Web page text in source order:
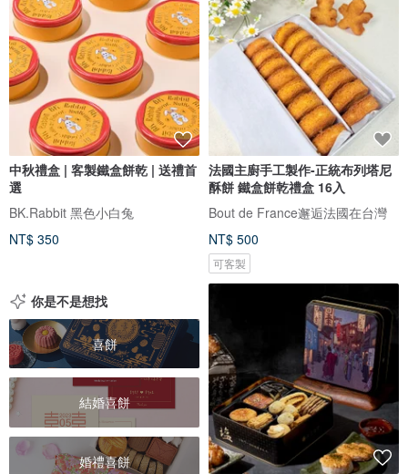
中秋禮盒 | 客製鐵盒餅乾 | 送禮首
選
BK.Rabbit 黑色小白兔
NT$ 350
法國主廚手工製作-正統布列塔尼
酥餅 鐵盒餅乾禮盒 16入
Bout de France邂逅法國在台灣
NT$ 500
可客製
你是不是想找
喜餅
結婚喜餅
婚禮喜餅